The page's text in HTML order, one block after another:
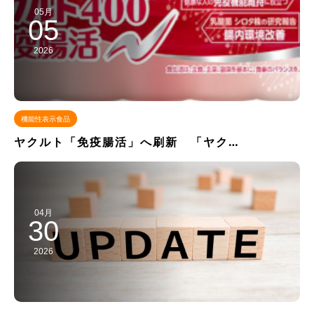
05月
05
2026
機能性表示食品
ヤクルト「免疫腸活」へ刷新 「ヤク…
04月
30
2026